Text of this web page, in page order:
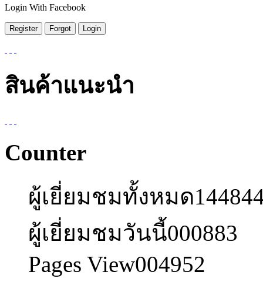
Login With Facebook
สินค้าแนะนำ
Counter
ผู้เยี่ยมชมทั้งหมด
ผู้เยี่ยมชมวันนี้000883
Pages View004952